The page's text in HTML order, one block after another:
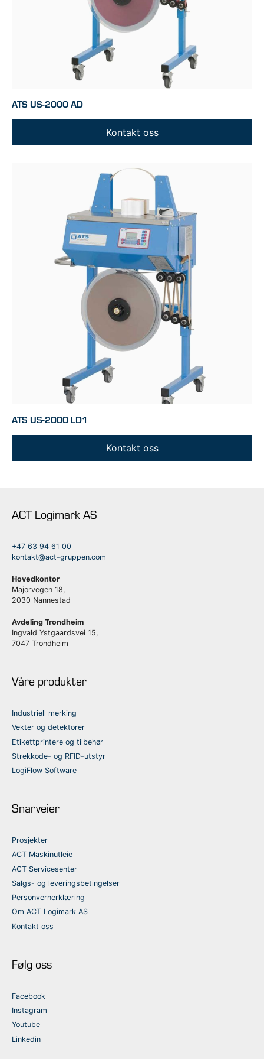
ATS US-2000 AD
Kontakt oss
ATS US-2000 LD1
Kontakt oss
ACT Logimark AS
+47 63 94 61 00
kontakt@act-gruppen.com
Hovedkontor
Majorvegen 18,
2030 Nannestad
Avdeling Trondheim
Ingvald Ystgaardsvei 15,
7047 Trondheim
Våre produkter
Industriell merking
Vekter og detektorer
Etikettprintere og tilbehør
Strekkode- og RFID-utstyr
LogiFlow Software
Snarveier
Prosjekter
ACT Maskinutleie
ACT Servicesenter
Salgs- og leveringsbetingelser
Personvernerklæring
Om ACT Logimark AS
Kontakt oss
Følg oss
Facebook
Instagram
Youtube
Linkedin